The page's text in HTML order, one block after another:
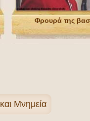
Φρουρά της
Μνημεία